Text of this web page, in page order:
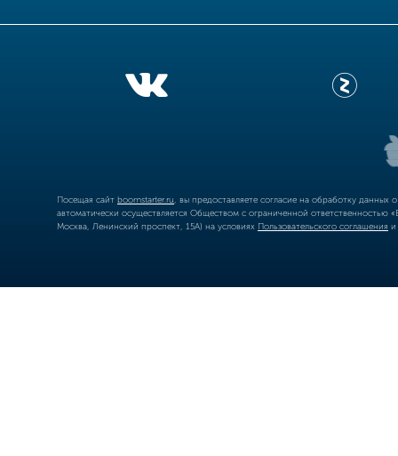
Посещая сайт boomstarter.ru , вы предоставляете согласие на обработку
автоматически осуществляется Обществом с ограниченной
Москва, Ленинский проспект, 15А) на условиях Пользовательского соглашения и